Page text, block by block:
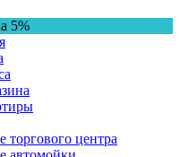
5%
центра